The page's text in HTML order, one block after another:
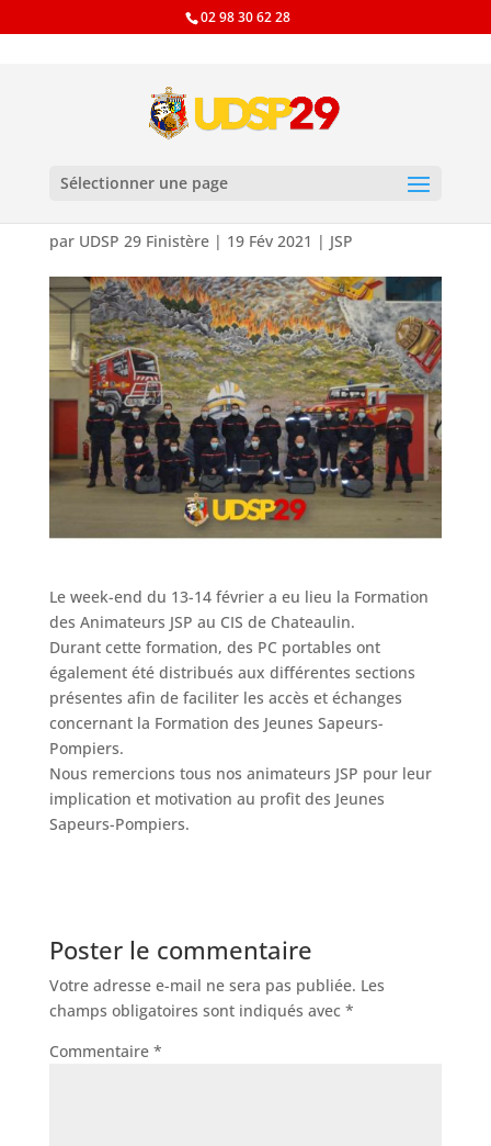
02 98 30 62 28
Sélectionner une page
Formation Animateurs
JSP
par UDSP 29 Finistère| 19 Fév 2021 | JSP
Le week-end du 13-14 février a eu lieu la Formation
des Animateurs JSP au CIS de Chateaulin.
Durant cette formation, des PC portables ont
également été distribués aux différentes sections
présentes afin de faciliter les accès et échanges
concernant la Formation des Jeunes Sapeurs-
Pompiers.
Nous remercions tous nos animateurs JSP pour leur
implication et motivation au profit des Jeunes
Sapeurs-Pompiers.
Poster le commentaire
Votre adresse e-mail ne sera pas publiée. Les
champs obligatoires sont indiqués avec *
Commentaire *